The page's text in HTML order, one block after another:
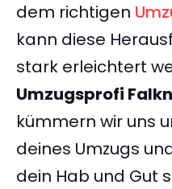
dem richtigen
kann diese
stark erleichtert
Umzugsprofi
kümmern wir uns
deines Umzugs
dein Hab und Gut